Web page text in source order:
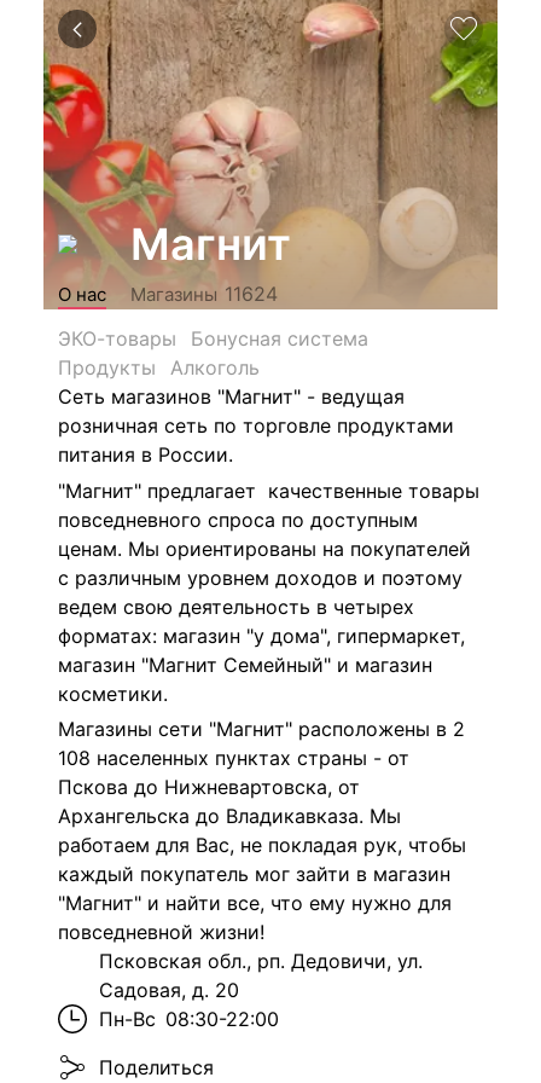
Магнит
О нас Магазины 11624
ЭКО-товары
Бонусная система
Продукты
Алкоголь
Сеть магазинов "Магнит" - ведущая
розничная сеть по торговле продуктами
питания в России.
"Магнит" предлагает качественные товары
повседневного спроса по доступным
ценам. Мы ориентированы на покупателей
с различным уровнем доходов и поэтому
ведем свою деятельность в четырех
форматах: магазин "у дома", гипермаркет,
магазин "Магнит Семейный" и магазин
косметики.
Магазины сети "Магнит" расположены в 2
108 населенных пунктах страны - от
Пскова до Нижневартовска, от
Архангельска до Владикавказа. Мы
работаем для Вас, не покладая рук, чтобы
каждый покупатель мог зайти в магазин
"Магнит" и найти все, что ему нужно для
повседневной жизни!
Псковская обл., рп. Дедовичи, ул.
Садовая, д. 20
Пн-Вс 08:30-22:00
Поделиться